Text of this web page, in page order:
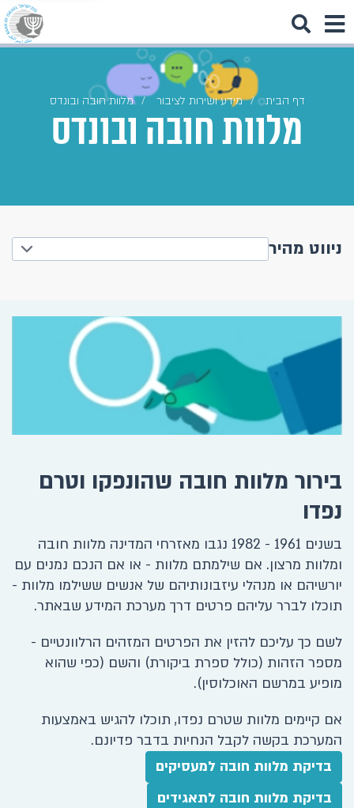
דף הבית מידע ושירות לציבור מלוות חובה ובונדס
מלוות חובה ובונדס
ניווט מהיר
בירור מלוות חובה שהונפקו וטרם
נפדו
​בשנים 1961 - 1982 נגבו מאזרחי המדינה מלוות חובה
ומלוות מרצון. אם שילמתם מלוות - או אם הנכם נמנים עם
יורשיהם או מנהלי עיזבונותיהם של אנשים ששילמו מלוות -
תוכלו לברר עליהם פרטים דרך מערכת המידע שבאתר.
לשם כך עליכם להזין את הפרטים המזהים הרלוונטיים -
מספר הזהות (כולל ספרת ביקורת) והשם (כפי שהוא
מופיע במרשם האוכלוסין).
אם קיימים מלוות שטרם נפדו, תוכלו להגיש באמצעות
המערכת בקשה לקבל הנחיות בדבר פדיונם.
בדיקת מלוות חובה למעסיקים
בדיקת מלוות חובה לתאגידים